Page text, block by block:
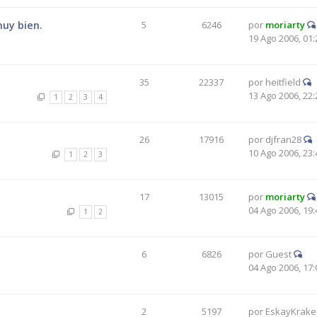
bien. 5 6246 por moriarty
19 Ago 2006,
1 2 3 4
35 22337 por heitfield
13 Ago 2006,
1 2 3
26 17916 por djfran28
10 Ago 2006,
1 2
17 13015 por moriarty
04 Ago 2006,
6 6826 por Guest
04 Ago 2006,
2 5197 por